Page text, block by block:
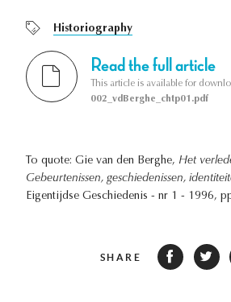
Historiography
Read the full article
This article is available for
002_vdBerghe_chtp01.pdf
To quote: Gie van den Berghe, Het
Gebeurtenissen, geschiedenissen,
Eigentijdse Geschiedenis - nr 1 - 1996,
SHARE